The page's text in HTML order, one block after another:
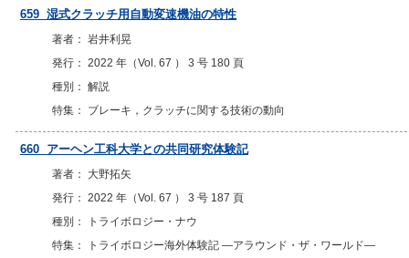
659 湿式クラッチ用自動変速機油の特性
著者： 岩井利晃
発行： 2022 年（Vol. 67 ） 3 号 180 頁
種別： 解説
特集： ブレーキ，クラッチに関する技術の動向
660 アーヘン工科大学との共同研究体験記
著者： 大野拓矢
発行： 2022 年（Vol. 67 ） 3 号 187 頁
種別： トライボロジー・ナウ
特集： トライボロジー海外体験記 ―アラウンド・ザ・ワールド―